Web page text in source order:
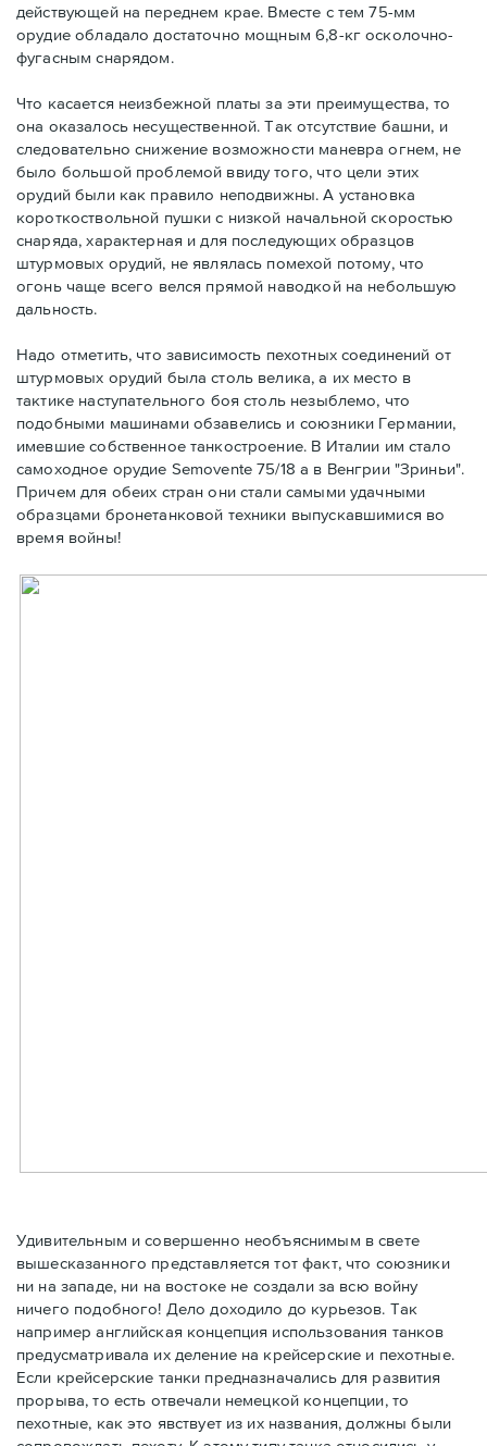
действующей на переднем крае. Вместе с тем 75-мм
орудие обладало достаточно мощным 6,8-кг осколочно-
фугасным снарядом.
Что касается неизбежной платы за эти преимущества, то
она оказалось несущественной. Так отсутствие башни, и
следовательно снижение возможности маневра огнем, не
было большой проблемой ввиду того, что цели этих
орудий были как правило неподвижны. А установка
короткоствольной пушки с низкой начальной скоростью
снаряда, характерная и для последующих образцов
штурмовых орудий, не являлась помехой потому, что
огонь чаще всего велся прямой наводкой на небольшую
дальность.
Надо отметить, что зависимость пехотных соединений от
штурмовых орудий была столь велика, а их место в
тактике наступательного боя столь незыблемо, что
подобными машинами обзавелись и союзники Германии,
имевшие собственное танкостроение. В Италии им стало
самоходное орудие Semovente 75/18 а в Венгрии "Зриньи".
Причем для обеих стран они стали самыми удачными
образцами бронетанковой техники выпускавшимися во
время войны!
Удивительным и совершенно необъяснимым в свете
вышесказанного представляется тот факт, что союзники
ни на западе, ни на востоке не создали за всю войну
ничего подобного! Дело доходило до курьезов. Так
например английская концепция использования танков
предусматривала их деление на крейсерские и пехотные.
Если крейсерские танки предназначались для развития
прорыва, то есть отвечали немецкой концепции, то
пехотные, как это явствует из их названия, должны были